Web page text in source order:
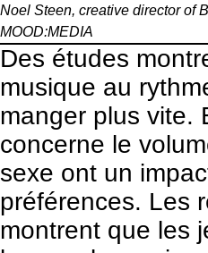
Noel Steen, creative director of
MOOD:MEDIA
Des études
musique au
manger plus vite.
concerne le
sexe ont un
préférences. Les
montrent que les